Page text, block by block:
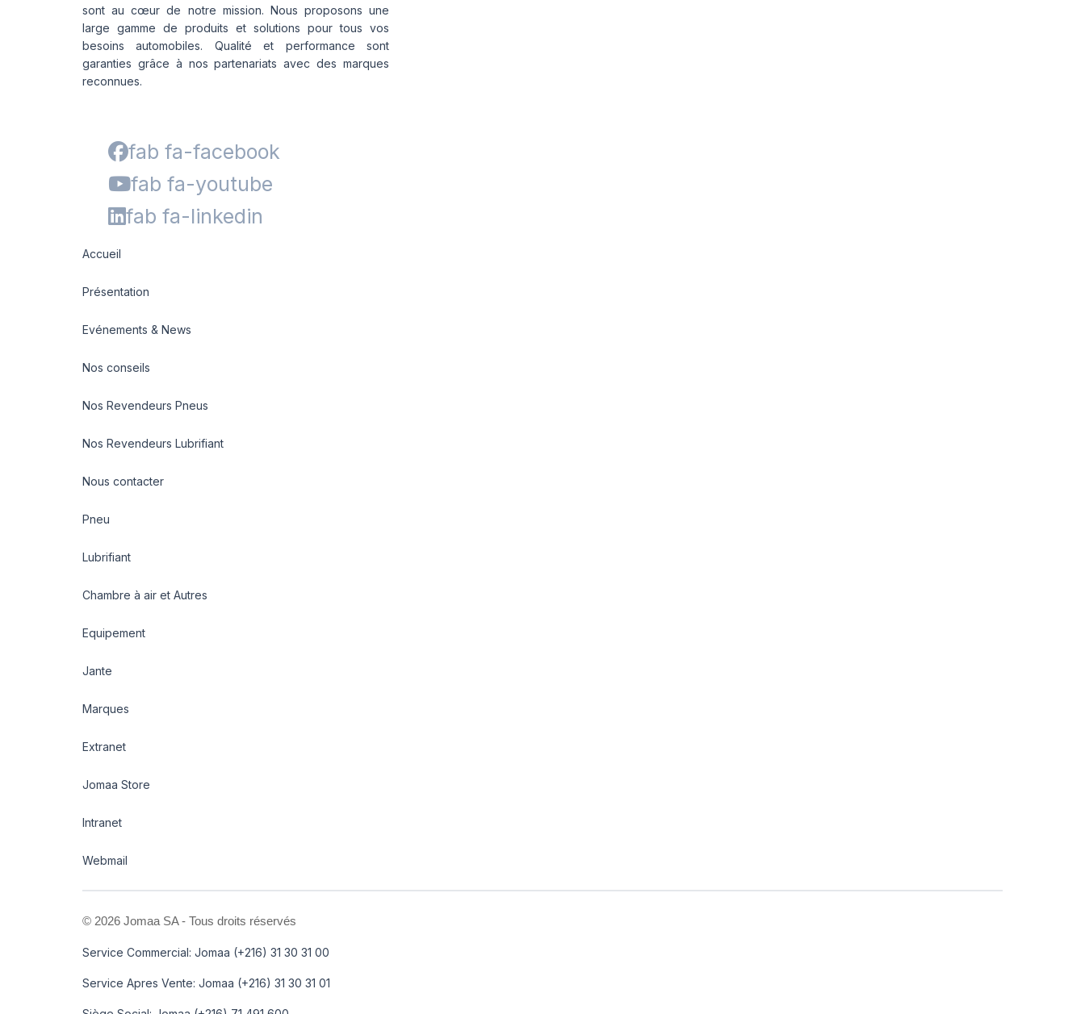
sont au cœur de notre mission. Nous proposons une
large gamme de produits et solutions pour tous vos
besoins automobiles. Qualité et performance sont
garanties grâce à nos partenariats avec des marques
reconnues.
fab fa-facebook
fab fa-youtube
fab fa-linkedin
Accueil
Présentation
Evénements & News
Nos conseils
Nos Revendeurs Pneus
Nos Revendeurs Lubrifiant
Nous contacter
Pneu
Lubrifiant
Chambre à air et Autres
Equipement
Jante
Marques
Extranet
Jomaa Store
Intranet
Webmail
© 2026 Jomaa SA - Tous droits réservés
Service Commercial: Jomaa (+216) 31 30 31 00
Service Apres Vente: Jomaa (+216) 31 30 31 01